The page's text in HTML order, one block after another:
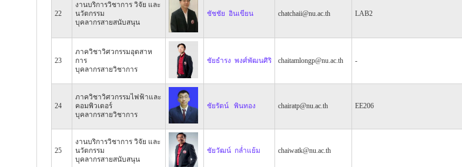
22
งานบริการวิชาการ วิจัย และ
นวัตกรรม
บุคลากรสายสนับสนุน
ชัชชัย อินเขียน chatchaii@nu.ac.th LAB2
23
ภาควิชาวิศวกรรมอุตสาห
การ
บุคลากรสายวิชาการ
ชัยธำรง พงศ์พัฒนศิริ chaitamlongp@nu.ac.th -
24
ภาควิชาวิศวกรรมไฟฟ้าและ
คอมพิวเตอร์
บุคลากรสายวิชาการ
ชัยรัตน์ พินทอง chairatp@nu.ac.th EE206
25
งานบริการวิชาการ วิจัย และ
นวัตกรรม
บุคลากรสายสนับสนุน
ชัยวัฒน์ กล่ำแย้ม chaiwatk@nu.ac.th